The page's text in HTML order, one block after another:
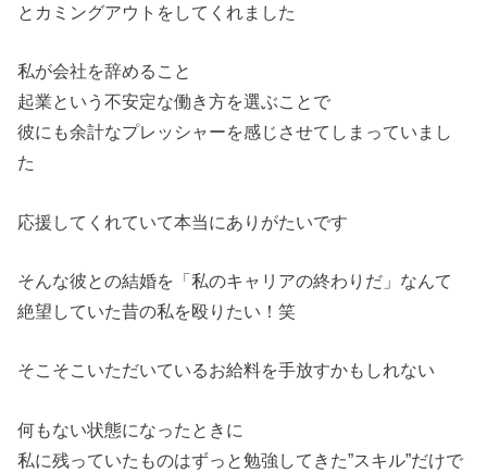
とカミングアウトをしてくれました
私が会社を辞めること
起業という不安定な働き方を選ぶことで
彼にも余計なプレッシャーを感じさせてしまっていまし
た
応援してくれていて本当にありがたいです
そんな彼との結婚を「私のキャリアの終わりだ」なんて
絶望していた昔の私を殴りたい！笑
そこそこいただいているお給料を手放すかもしれない
何もない状態になったときに
私に残っていたものはずっと勉強してきた”スキル”だけで